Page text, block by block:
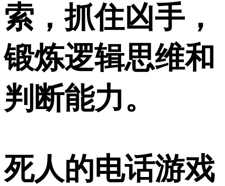
索，抓住凶手，
锻炼逻辑思维和
判断能力。
死人的电话游戏